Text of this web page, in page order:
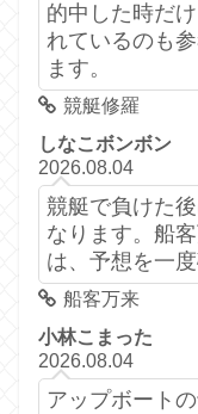
的中した時だ
れているのも
ます。
競艇修羅
しなこボンボン
2026.08.04
競艇で負けた
なります。船
は、予想を一
船客万来
小林こまった
2026.08.04
アップボート